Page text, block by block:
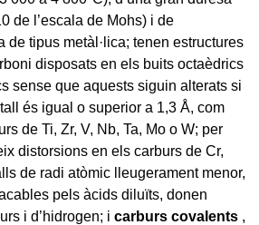
de l’escala de Mohs) i de
de tipus metàl·lica; tenen estructures
disposats en els buits octaèdrics
sense que aquests siguin alterats si
és igual o superior a 1,3 Å, com
de Ti, Zr, V, Nb, Ta, Mo o W; per
distorsions en els carburs de Cr,
de radi atòmic lleugerament menor,
pels àcids diluïts, donen
i d’hidrogen; i carburs covalents ,